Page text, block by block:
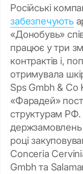
Російські
забезпечують
«Донобувь»
працює у три
контрактів і,
отримувала
Sps Gmbh & Co
«Фарадей»
структурам
році
Conceria
Gmbh та